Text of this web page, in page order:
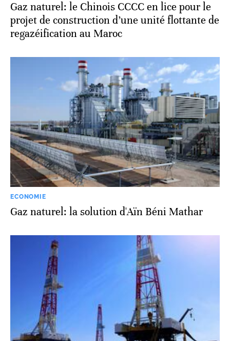
Gaz naturel: le Chinois CCCC en lice pour le
projet de construction d’une unité flottante de
regazéification au Maroc
ECONOMIE
Gaz naturel: la solution d'Aïn Béni Mathar